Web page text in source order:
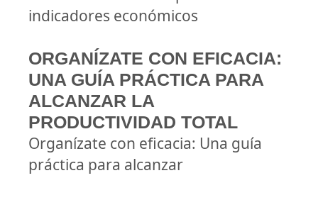
indicadores económicos
ORGANÍZATE CON EFICACIA:
UNA GUÍA PRÁCTICA PARA
ALCANZAR LA
PRODUCTIVIDAD TOTAL
Organízate con eficacia: Una guía
práctica para alcanzar